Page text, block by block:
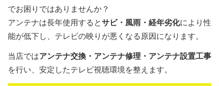
でお困りではありませんか？
アンテナは長年使用するとサビ・風雨・経年劣化により性
能が低下し、テレビの映りが悪くなる原因になります。
当店ではアンテナ交換・アンテナ修理・アンテナ設置工事
を行い、安定したテレビ視聴環境を整えます。